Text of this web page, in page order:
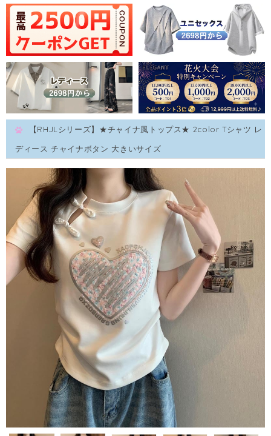
【RHJLシリーズ】★チャイナ風トップス★ 2color Tシャツ レ
ディース チャイナボタン 大きいサイズ